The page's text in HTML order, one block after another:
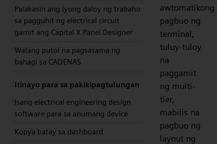
Palakasin ang iyong daloy ng trabaho
sa pagguhit ng electrical circuit
gamit ang Capital X Panel Designer
Walang putol na pagsasama ng
bahagi sa CADENAS
Itinayo para sa pakikipagtulungan
Isang electrical engineering design
software para sa anumang device
Kopya batay sa dashboard
awtomatikong
pagbuo ng
terminal,
tuluy-tuloy
na
paggamit
ng multi-
tier,
mabilis na
pagbuo ng
layout ng